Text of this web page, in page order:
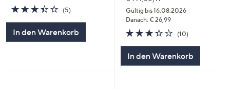
3.4
von
(5)5
In den Warenkorb
Gültig bis 16.08.2026
Danach: € 26,99
3.3
von
(10)10
In den Warenkorb